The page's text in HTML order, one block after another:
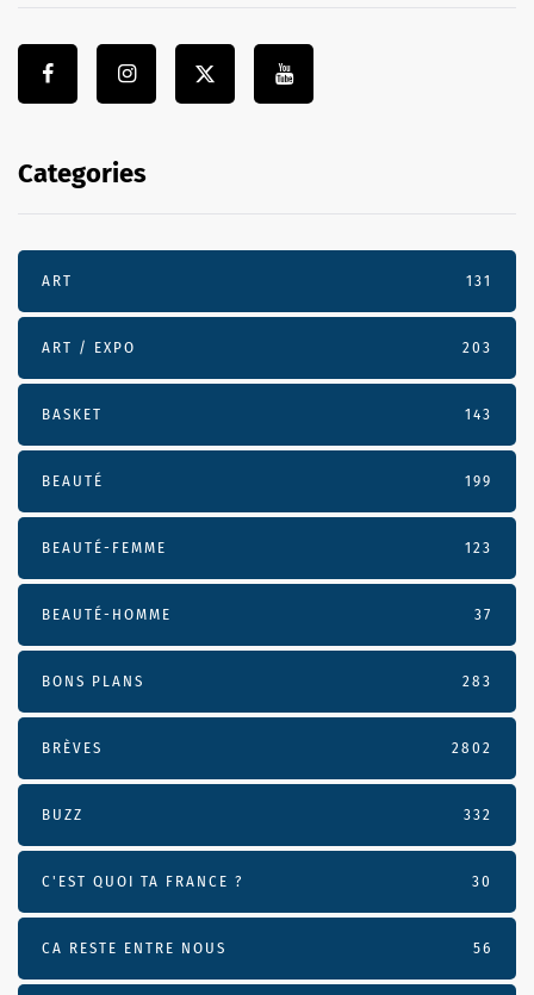
Categories
ART 131
ART / EXPO 203
BASKET 143
BEAUTÉ 199
BEAUTÉ-FEMME 123
BEAUTÉ-HOMME 37
BONS PLANS 283
BRÈVES 2802
BUZZ 332
C'EST QUOI TA FRANCE ? 30
CA RESTE ENTRE NOUS 56